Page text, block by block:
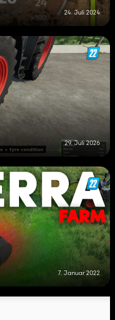
24. Juli 2024
29. Juli 2026
7. Januar 2022